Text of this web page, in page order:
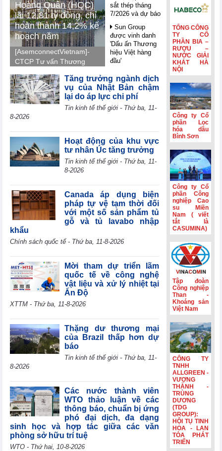
Hoàng Quân (HQC)
lãi 12,81 tỷ đồng, chỉ
hoàn thành 14,2% kế
hoạch năm
[AsemconnectVietnam]-
CTCP Tư vấn Thương
Hoàng Quân (mã HQC -
sàn HOSE) ghi nhận lãi
7,41 tỷ đồng trong quý
II, luỹ kế nửa đầu năm
2026 lãi 12,81 tỷ đồng
và hoàn thành 14,2% so
với kế hoạch năm 2026.
sắt thép tháng
7/2026 và dự báo
Sun Group
được vinh danh
'Dấu ấn Thương
hiệu Việt hàng
đầu'
Nghị quyết 10 -
FDI trong giai
đoạn mới: Công
nghệ, liên kết và
giá trị dài hạn
ngọt từ hoạt động
kinh doanh ngoài
xăng dầu
cho các nền kinh
tế mới nổi
Hành trình gắn
kết và nét đẹp
văn hóa Phân lân
Không còn lãi
lợi nhuận quý
II/2026 của HBC
giảm 55%
Lợi nhuận sau
thuế 6 tháng
giảm 82,9%,
dòng tiền âm
đồng
Tăng trưởng ngành dịch
vụ của Nhật Bản chậm
lại do áp lực chi phí
Tin kinh tế thế giới - Thứ ba, 11-
8-2026
Hoạt động của khu vực
tư nhân Úc tăng trưởng
Tin kinh tế thế giới - Thứ ba, 11-
8-2026
Canada áp dụng biện
pháp tự vệ tạm thời đối
với một số sản phẩm tủ
gỗ và tủ lavabo nhập
khẩu
Chính sách quốc tế - Thứ ba, 11-8-2026
Mời tham dự triển lãm
quốc tế về công nghệ
vật liệu và xử lý nhiệt tại
Ấn Độ
XTTM - Thứ ba, 11-8-2026
Thặng dư thương mại
của Brazil thấp hơn dự
báo
Tin kinh tế thế giới - Thứ ba, 11-
8-2026
Các nước thành viên
WTO thảo luận về các
thông báo, chuẩn bị ứng
phó đại dịch, đa dạng
sinh học và hợp tác giữa các văn
phòng sở hữu trí tuệ
WTO - Thứ hai, 10-8-2026
TỔNG CÔNG
TY CỔ
PHẦN BIA –
RƯỢU –
NƯỚC GIẢI
KHÁT HÀ
NỘI
Công ty Cổ
phần Lọc
hóa dầu
Bình Sơn
Công ty Cổ
phần Công
nghiệp Cao
su Miền
Nam ( viết
tắt là
CASUMINA)
Tập đoàn
Công nghiệp
Than -
Khoáng sản
Việt Nam
CÔNG TY
TNHH
ALLGREEN -
VƯỢNG
THÀNH -
TRÙNG
DƯƠNG
(TDG
GROUP):
HỘI TỤ TINH
HOA - LAN
TỎA PHÁT
TRIỂN